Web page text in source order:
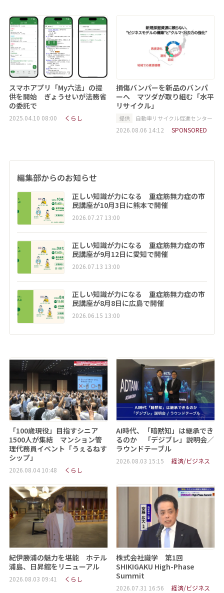
スマホアプリ「My六法」の提
供を開始 ぎょうせいが法務省
の委託で
2025.04.10 08:00 くらし
損傷バンパーを新品のバンパ
ーへ マツダが取り組む「水平
リサイクル」
提供 自動車リサイクル促進センター
2026.08.06 14:12 SPONSORED
編集部からのお知らせ
正しい知識が力になる 重症筋無力症の市
民講座が10月3日に熊本で開催
2026.07.27 13:00
正しい知識が力になる 重症筋無力症の市
民講座が9月12日に愛知で開催
2026.07.13 13:00
正しい知識が力になる 重症筋無力症の市
民講座が8月8日に広島で開催
2026.06.15 13:00
「100歳現役」目指すシニア
1500人が集結 マンション管
理代務員イベント「うぇるねす
シップ」
2026.08.04 10:48 くらし
AI時代、「暗黙知」は継承でき
るのか 「デジブレ」説明会／
ラウンドテーブル
2026.08.03 15:15 経済/ビジネス
紀伊勝浦の魅力を堪能 ホテル
浦島、日昇館をリニューアル
2026.08.03 09:41 くらし
株式会社識学 第1回
SHIKIGAKU High-Phase
Summit
2026.07.31 16:56 経済/ビジネス